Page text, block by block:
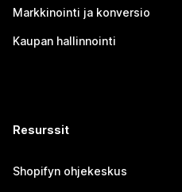
Markkinointi ja konversio
Kaupan hallinnointi
Resurssit
Shopifyn ohjekeskus